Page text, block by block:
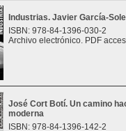
Industrias. Javier García-
ISBN: 978-84-1396-030-2
Archivo electrónico. PDF
José Cort Botí. Un camino
moderna
ISBN: 978-84-1396-142-2